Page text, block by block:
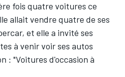
fois quatre voitures ce
allait vendre quatre de ses
et elle a invité ses
à venir voir ses autos
: "Voitures d'occasion à